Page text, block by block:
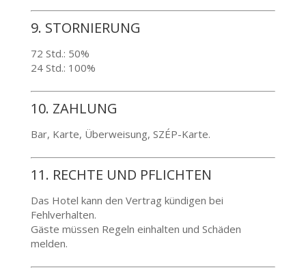
9. STORNIERUNG
72 Std.: 50%
24 Std.: 100%
10. ZAHLUNG
Bar, Karte, Überweisung, SZÉP-Karte.
11. RECHTE UND PFLICHTEN
Das Hotel kann den Vertrag kündigen bei
Fehlverhalten.
Gäste müssen Regeln einhalten und Schäden
melden.